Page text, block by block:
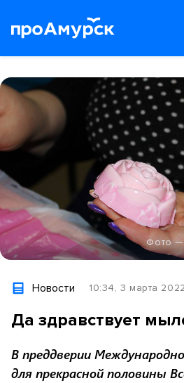
Фото —
Новости 10:34, 3 марта 2022
Да здравствует
В преддверии
для прекрасной половины